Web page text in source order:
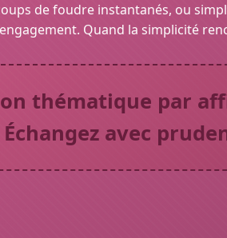
de foudre instantanés, ou
Quand la simplicité
thématique par
Échangez avec